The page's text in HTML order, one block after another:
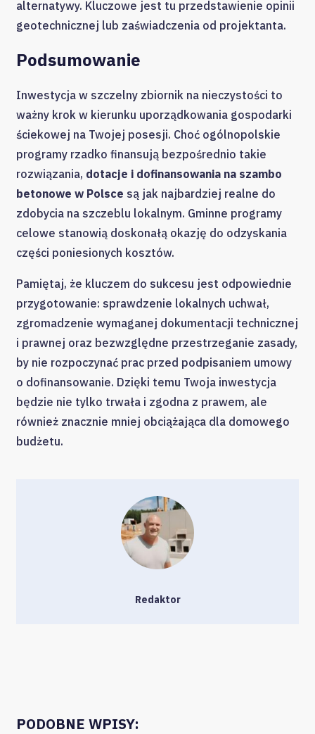
alternatywy. Kluczowe jest tu przedstawienie opinii
geotechnicznej lub zaświadczenia od projektanta.
Podsumowanie
Inwestycja w szczelny zbiornik na nieczystości to
ważny krok w kierunku uporządkowania gospodarki
ściekowej na Twojej posesji. Choć ogólnopolskie
programy rzadko finansują bezpośrednio takie
rozwiązania, dotacje i dofinansowania na szambo
betonowe w Polsce są jak najbardziej realne do
zdobycia na szczeblu lokalnym. Gminne programy
celowe stanowią doskonałą okazję do odzyskania
części poniesionych kosztów.
Pamiętaj, że kluczem do sukcesu jest odpowiednie
przygotowanie: sprawdzenie lokalnych uchwał,
zgromadzenie wymaganej dokumentacji technicznej
i prawnej oraz bezwzględne przestrzeganie zasady,
by nie rozpoczynać prac przed podpisaniem umowy
o dofinansowanie. Dzięki temu Twoja inwestycja
będzie nie tylko trwała i zgodna z prawem, ale
również znacznie mniej obciążająca dla domowego
budżetu.
Redaktor
PODOBNE WPISY: